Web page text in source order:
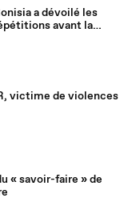
a dévoilé les
avant la
des Flammes
victime de violences
« savoir-faire » de